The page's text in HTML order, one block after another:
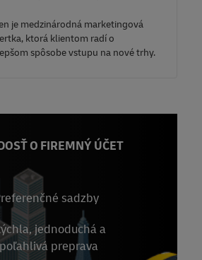
je medzinárodná marketingová
ktorá klientom radí o
spôsobe vstupu na nové trhy.
O FIREMNÝ ÚČET
sadzby
jednoduchá a
preprava